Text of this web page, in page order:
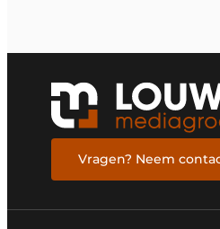
Vragen? Neem